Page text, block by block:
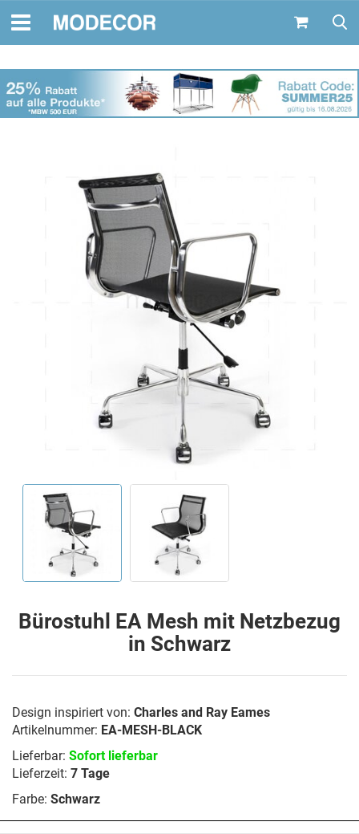
Bürostuhl EA Mesh mit Netzbezug
in Schwarz
Design inspiriert von: Charles and Ray Eames
Artikelnummer: EA-MESH-BLACK
Lieferbar: Sofort lieferbar
Lieferzeit: 7 Tage
Farbe: Schwarz